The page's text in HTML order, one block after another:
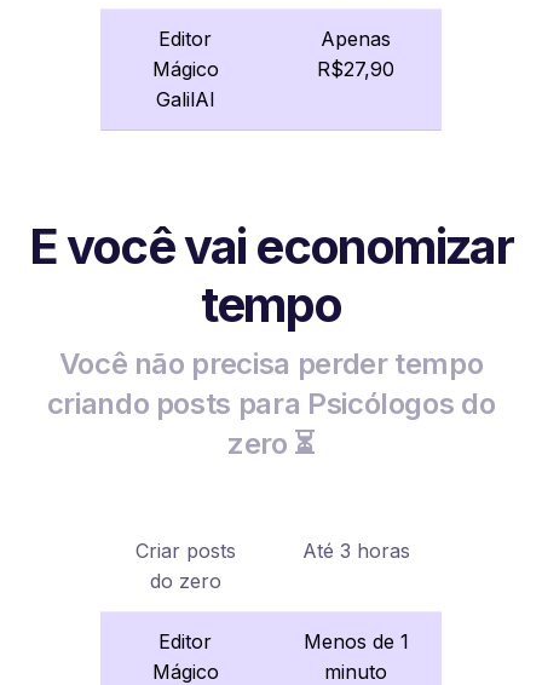
Editor
Mágico
GalilAI
Apenas
R$27,90
E você vai economizar
tempo
Você não precisa perder tempo
criando posts para Psicólogos do
zero ⏳
Criar posts
do zero
Até 3 horas
Editor
Mágico
Menos de 1
minuto